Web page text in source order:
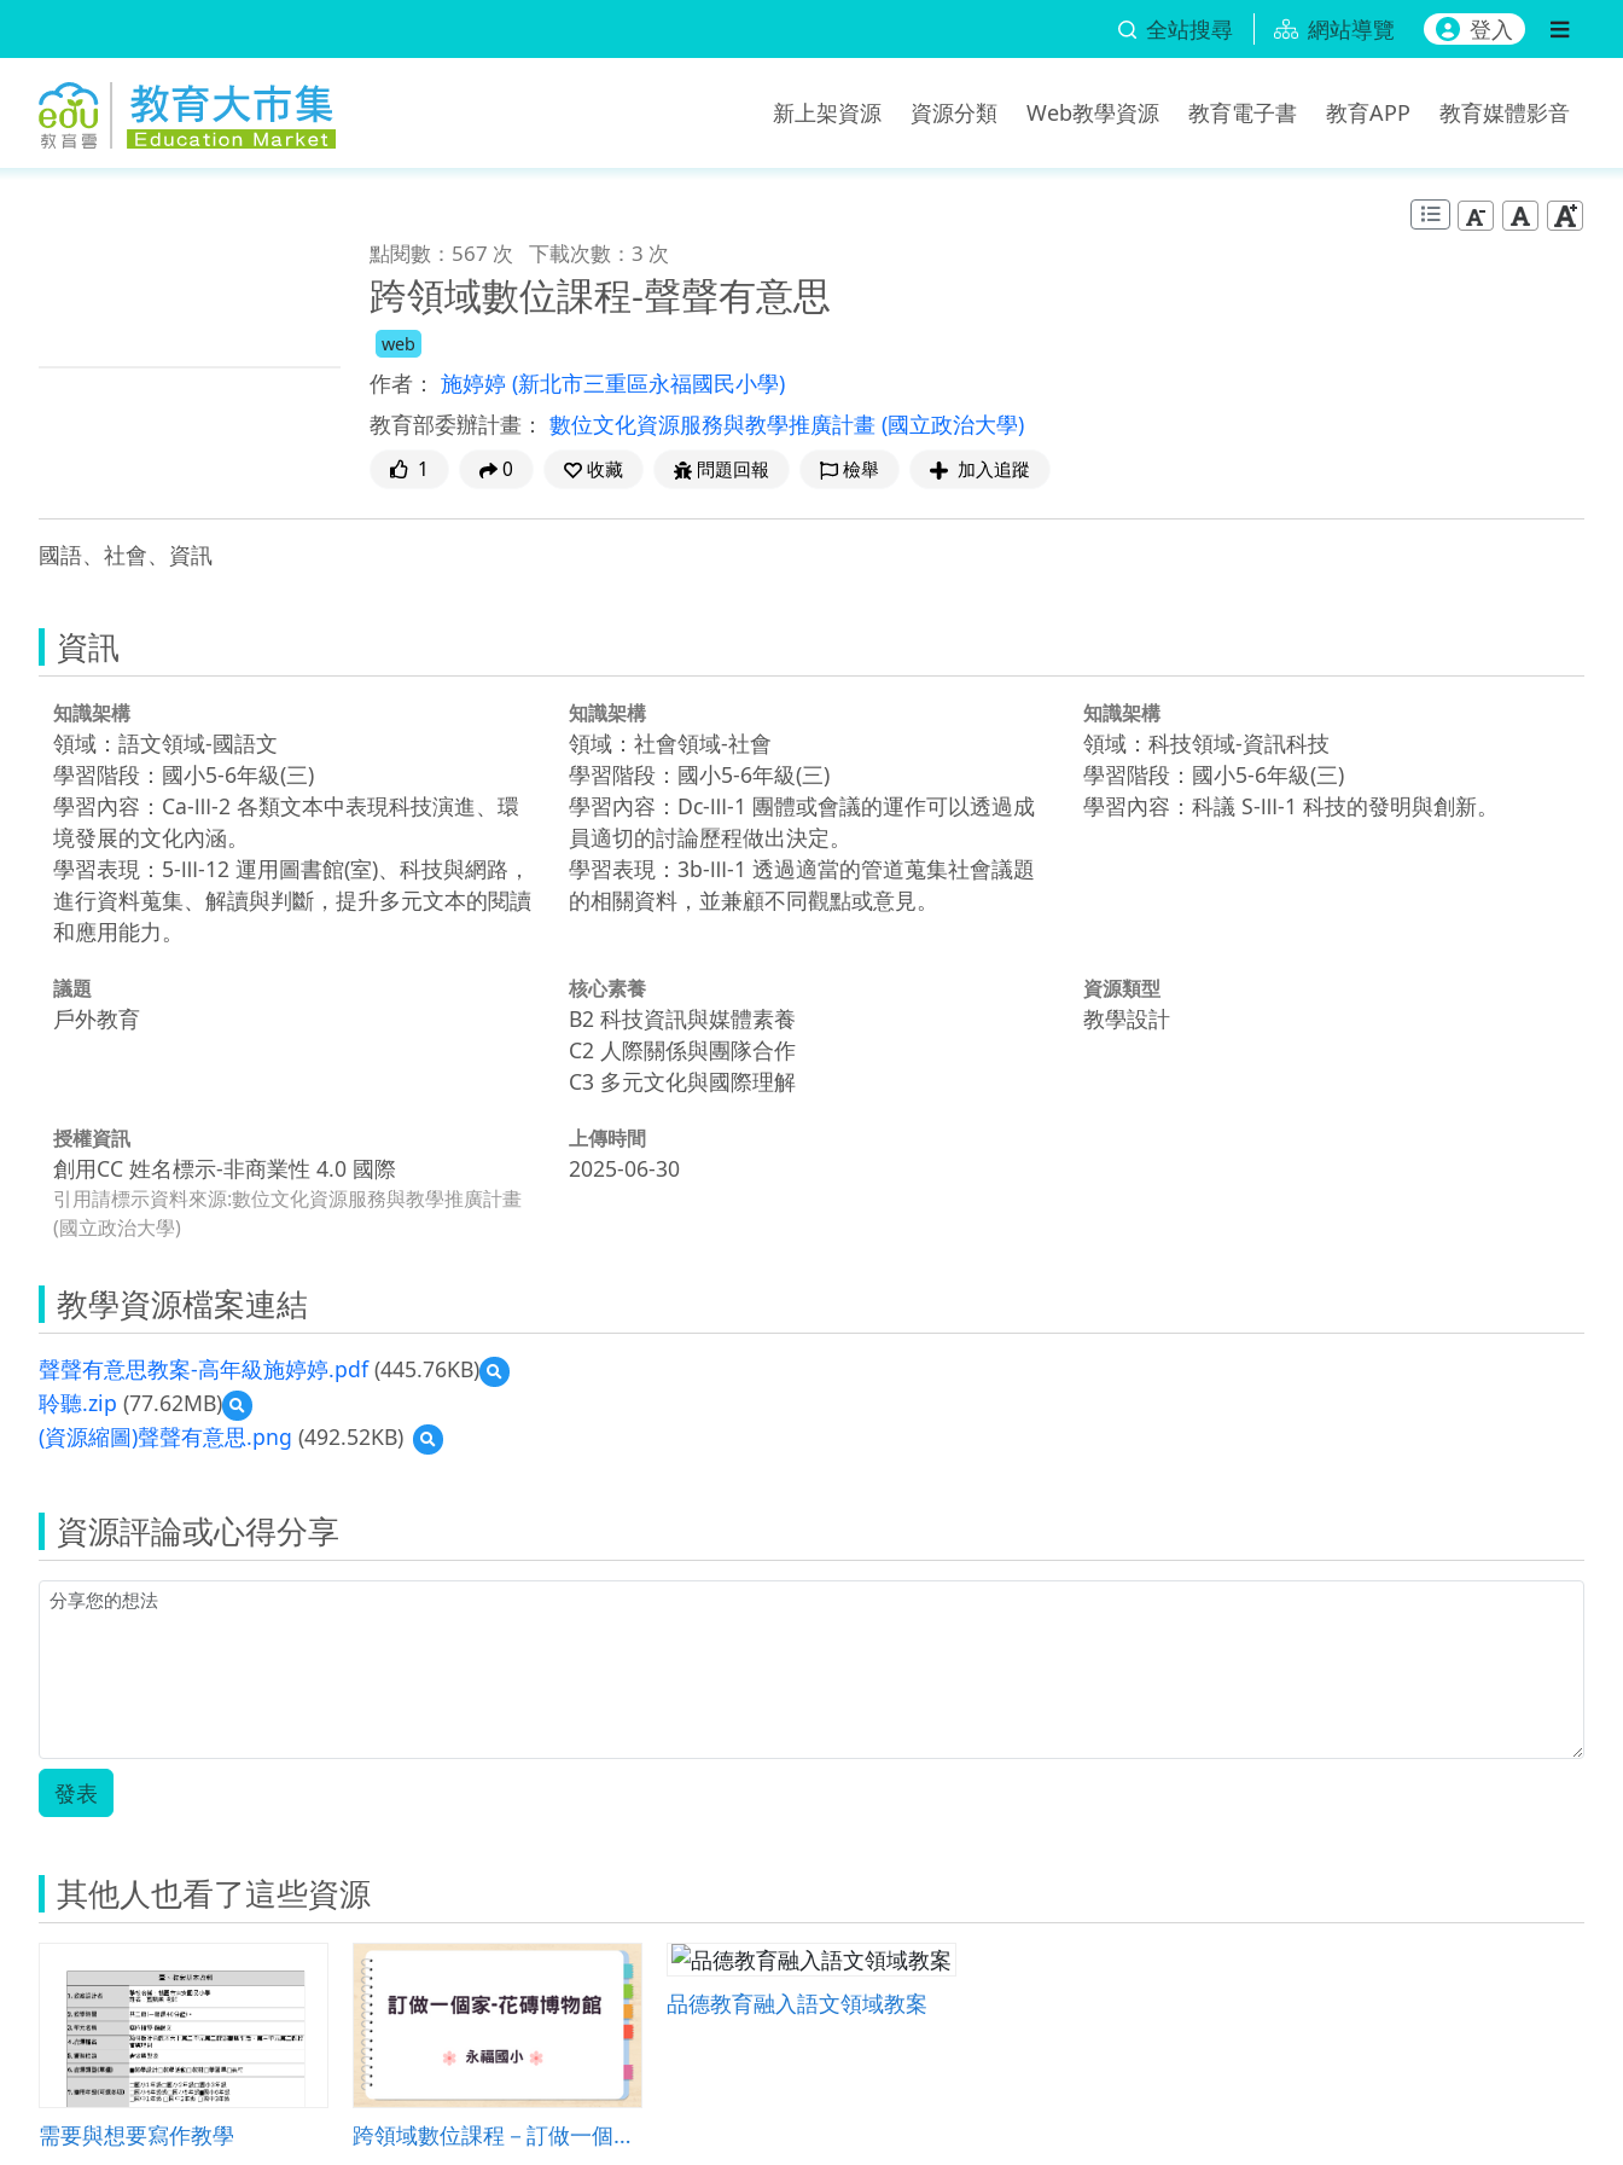
全站搜尋 網站導覽 登入
新上架資源 資源分類 Web教學資源 教育電子書 教育APP 教育媒體影音
點閱數：567 次 下載次數：3 次
跨領域數位課程-聲聲有意思
web
作者： 施婷婷 (新北市三重區永福國民小學)
教育部委辦計畫： 數位文化資源服務與教學推廣計畫 (國立政治大學)
1 0 收藏 問題回報 檢舉 加入追蹤
國語、社會、資訊
資訊
知識架構
領域：語文領域-國語文
學習階段：國小5-6年級(三)
學習內容：Ca-Ⅲ-2 各類文本中表現科技演進、環
境發展的文化內涵。
學習表現：5-Ⅲ-12 運用圖書館(室)、科技與網路，
進行資料蒐集、解讀與判斷，提升多元文本的閱讀
和應用能力。
知識架構
領域：社會領域-社會
學習階段：國小5-6年級(三)
學習內容：Dc-Ⅲ-1 團體或會議的運作可以透過成
員適切的討論歷程做出決定。
學習表現：3b-Ⅲ-1 透過適當的管道蒐集社會議題
的相關資料，並兼顧不同觀點或意見。
知識架構
領域：科技領域-資訊科技
學習階段：國小5-6年級(三)
學習內容：科議 S-Ⅲ-1 科技的發明與創新。
議題
戶外教育
核心素養
B2 科技資訊與媒體素養
C2 人際關係與團隊合作
C3 多元文化與國際理解
資源類型
教學設計
授權資訊
創用CC 姓名標示-非商業性 4.0 國際
引用請標示資料來源:數位文化資源服務與教學推廣計畫
(國立政治大學)
上傳時間
2025-06-30
教學資源檔案連結
聲聲有意思教案-高年級施婷婷.pdf(445.76KB)
預
覽
高
聆聽.zip (77.62MB)
預
覽
聆
(資源縮圖)聲聲有意思.png (492.52KB)
預
覽
聲
資源評論或心得分享
發表
其他人也看了這些資源
需要與想要寫作教學 跨領域數位課程－訂做一個家-花磚博物館
品德教育融入語文領域教案